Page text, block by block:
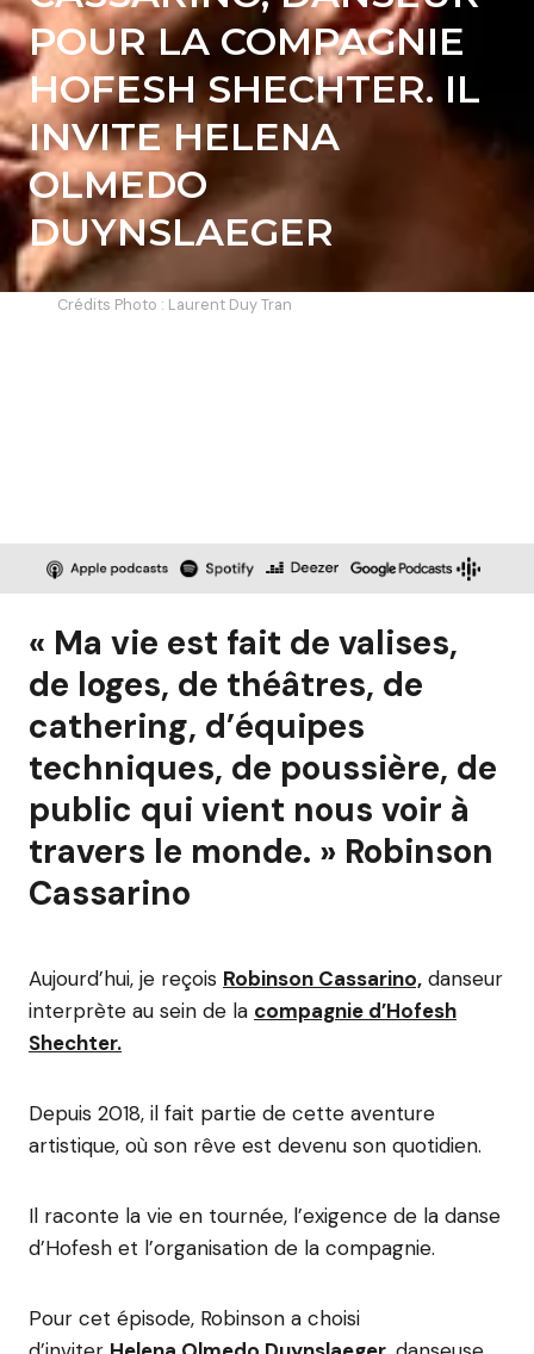
POUR LA COMPAGNIE
HOFESH SHECHTER. IL
INVITE HELENA
OLMEDO
DUYNSLAEGER
Crédits Photo : Laurent Duy Tran
« Ma vie est fait de valises,
de loges, de théâtres, de
cathering, d’équipes
techniques, de poussière, de
public qui vient nous voir à
travers le monde. » Robinson
Cassarino
Aujourd’hui, je reçois Robinson Cassarino, danseur
interprète au sein de la compagnie d’Hofesh
Shechter.
Depuis 2018, il fait partie de cette aventure
artistique, où son rêve est devenu son quotidien.
Il raconte la vie en tournée, l’exigence de la danse
d’Hofesh et l’organisation de la compagnie.
Pour cet épisode, Robinson a choisi